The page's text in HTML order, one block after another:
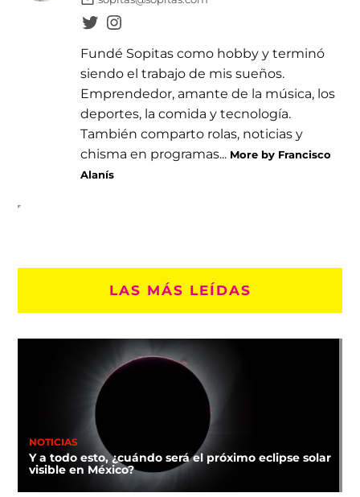
Fundé Sopitas como hobby y terminó
siendo el trabajo de mis sueños.
Emprendedor, amante de la música, los
deportes, la comida y tecnología.
También comparto rolas, noticias y
chisma en programas... More by Francisco
Alanís
LAS MÁS LEÍDAS
NOTICIAS
Y a todo esto, ¿cuándo será el próximo eclipse solar
visible en México?